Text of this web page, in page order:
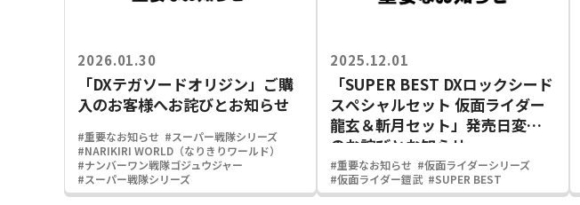
2026.01.30
「DXテガソードオリジン」ご購
入のお客様へお詫びとお知らせ
#重要なお知らせ #スーパー戦隊シリーズ
#NARIKIRI WORLD（なりきりワールド）
#ナンバーワン戦隊ゴジュウジャー
#スーパー戦隊シリーズ
2025.12.01
「SUPER BEST DXロックシード
スペシャルセット 仮面ライダー
龍玄＆斬月セット」発売日変更
のお詫びとお知らせ
#重要なお知らせ #仮面ライダーシリーズ
#仮面ライダー鎧武 #SUPER BEST